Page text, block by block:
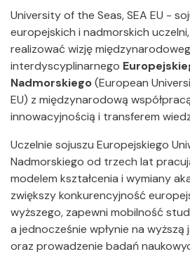
University of the Seas, SEA EU -
europejskich i nadmorskich
realizować wizję
interdyscyplinarnego
Nadmorskiego(European
EU) z międzynarodową
innowacyjnością i transferem
Uczelnie sojuszu Europejskiego
Nadmorskiego od trzech lat
modelem kształcenia i wymiany
zwiększy konkurencyjność
wyższego, zapewni mobilność
a jednocześnie wpłynie na wyższą
oraz prowadzenie badań